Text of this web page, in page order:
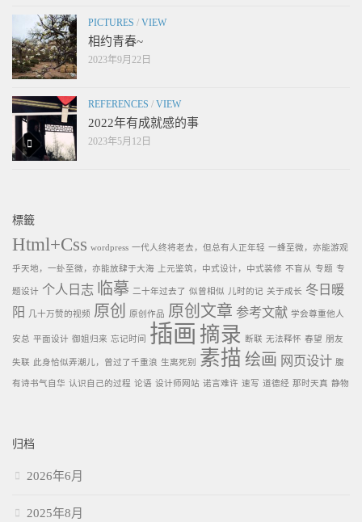
PICTURES / VIEW
相约青春~
2023年9月22日
REFERENCES / VIEW
2022年有成就感的事
2023年5月12日
標籤
Html+Css wordpress 一代人终将老去，但总有人正年轻 一蜂至微，亦能游观
乎天地，一虲至微，亦能放肆于大海 上元鉴筑，中式设计，中式装修 不盲从 专题 专
题设计 个人日志 临摹 二十年过去了 似曾相似 儿时的记 关于成长 冬日暖
阳
几十万赞的视频 原创 原创作品 原创文章 参考文献 学会尊重他人
安总 平面设计 御姐归来 忘记时间 插画 摘录 断联 无法释怀 春望 朋友
失联 此身恰似弄潮儿，曾过了千重浪 生离死别 素描 绘画 网页设计 腹
有诗书气自华 认识自己的过程 论语 设计师网站 诺言难许 速写 道德经 那时天真 静物
归档
2026年6月
2025年8月